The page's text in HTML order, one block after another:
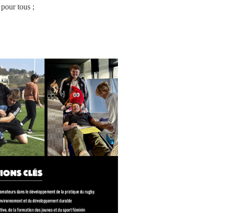
tous ;